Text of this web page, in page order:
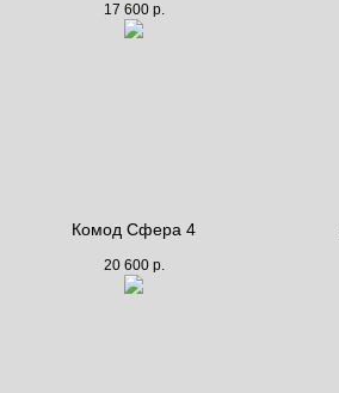
17 600 р.
Комод Сфера 4
20 600 р.